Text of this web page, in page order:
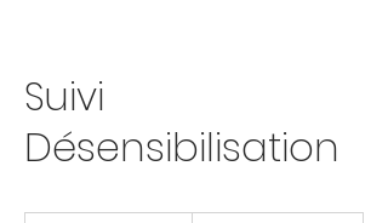
Suivi
Désensibilisation